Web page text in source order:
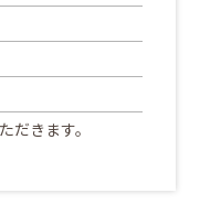
だきます。